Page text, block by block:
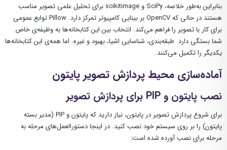
بنابراین به‌طور خلاصه، SciPy و scikitimage برای تحلیل علمی تصویر مناسب
هستند در حالی که OpenCV بر بینایی کامپیوتر تمرکز دارد. Pillow توابع عمومی
برای کار با تصویر را فراهم می‌کند. انتخاب بین این کتابخانه‌ها به وظیفه‌ی خاص
شما بستگی دارد طبقه‌بندی، شناسایی اشیا، بهبود و غیره. اما همه‌ی این کتابخانه‌ها
یکدیگر را تکمیل می‌کنند.
آماده‌سازی محیط پردازش تصویر پایتون
نصب پایتون و برای پردازش تصویر
برای شروع پردازش تصویر در پایتون، نیاز دارید که پایتون و PIP (مدیر بسته
پایتون) را بر روی سیستم خود نصب کنید. در اینجا دستورالعمل‌های مرحله به
مرحله برای نصب آورده شده است: